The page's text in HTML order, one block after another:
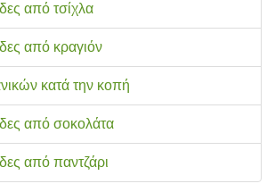
από τσίχλα
από κραγιόν
κατά την κοπή
από σοκολάτα
από παντζάρι